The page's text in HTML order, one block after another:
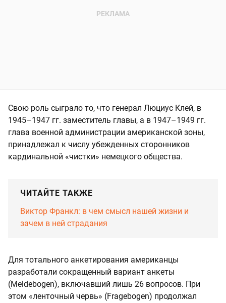
Свою роль сыграло то, что генерал Люциус Клей, в
1945–1947 гг. заместитель главы, а в 1947–1949 гг.
глава военной администрации американской зоны,
принадлежал к числу убежденных сторонников
кардинальной «чистки» немецкого общества.
ЧИТАЙТЕ ТАКЖЕ
Виктор Франкл: в чем смысл нашей жизни и
зачем в ней страдания
Для тотального анкетирования американцы
разработали сокращенный вариант анкеты
(Meldebogen), включавший лишь 26 вопросов. При
этом «ленточный червь» (Fragebogen) продолжал